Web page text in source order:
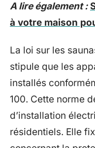
A lire également :
à votre maison
La loi sur les
stipule que les
installés
100. Cette norme
d’installation
résidentiels. Elle